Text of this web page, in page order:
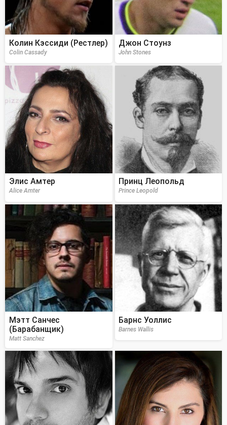
Колин Кэссиди (Рестлер)
Colin Cassady
Джон Стоунз
John Stones
Элис Амтер
Alice Amter
Принц Леопольд
Prince Leopold
Мэтт Санчес
(Барабанщик)
Matt Sanchez
Барнс Уоллис
Barnes Wallis